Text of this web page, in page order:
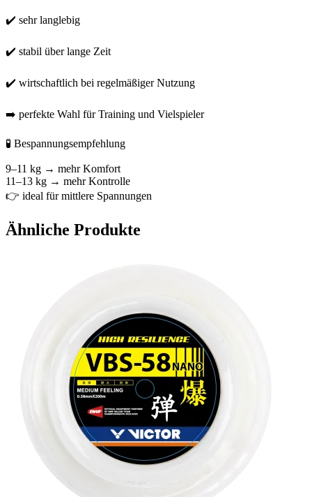
✔️ sehr langlebig
✔️ stabil über lange Zeit
✔️ wirtschaftlich bei regelmäßiger Nutzung
➡️ perfekte Wahl für Training und Vielspieler
🧪 Bespannungsempfehlung
9–11 kg → mehr Komfort
11–13 kg → mehr Kontrolle
👉 ideal für mittlere Spannungen
Ähnliche Produkte